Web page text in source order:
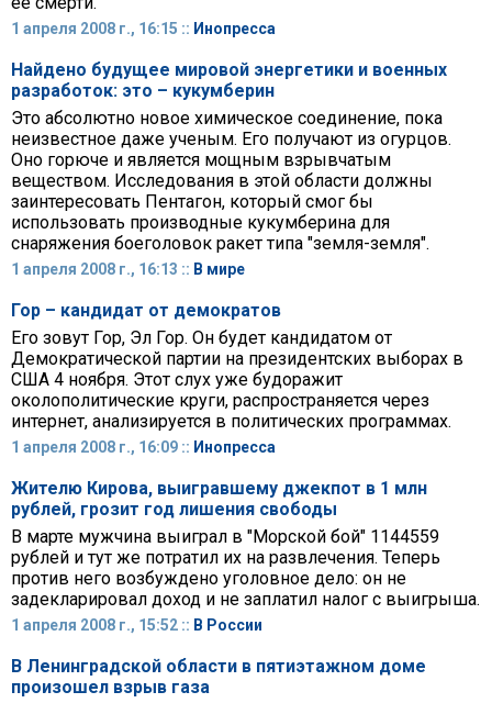
1 апреля 2008 г., 16:15 :: Инопресса
Найдено будущее мировой энергетики и военных
разработок: это – кукумберин
Это абсолютно новое химическое соединение, пока
неизвестное даже ученым. Его получают из огурцов.
Оно горюче и является мощным взрывчатым
веществом. Исследования в этой области должны
заинтересовать Пентагон, который смог бы
использовать производные кукумберина для
снаряжения боеголовок ракет типа "земля-земля".
1 апреля 2008 г., 16:13 :: В мире
Гор – кандидат от демократов
Его зовут Гор, Эл Гор. Он будет кандидатом от
Демократической партии на президентских выборах в
США 4 ноября. Этот слух уже будоражит
околополитические круги, распространяется через
интернет, анализируется в политических программах.
1 апреля 2008 г., 16:09 :: Инопресса
Жителю Кирова, выигравшему джекпот в 1 млн
рублей, грозит год лишения свободы
В марте мужчина выиграл в "Морской бой" 1144559
рублей и тут же потратил их на развлечения. Теперь
против него возбуждено уголовное дело: он не
задекларировал доход и не заплатил налог с выигрыша.
1 апреля 2008 г., 15:52 :: В России
В Ленинградской области в пятиэтажном доме
произошел взрыв газа